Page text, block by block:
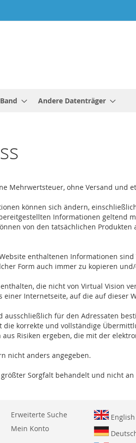
Band Andere Datenträger
Mehrwertsteuer, ohne Versand und
können sich ändern,
Informationen geltend
von den tatsächlichen
enthaltenen Informationen
Form auch immer zu kopieren
die nicht von Virtual
einer Internetseite, auf die auf dieser
für den Adressaten
korrekte und vollständige
Risiken ergeben, die mit der
nicht anders angegeben.
Sorgfalt behandelt und nicht
Erweiterte Suche
Mein Konto
English